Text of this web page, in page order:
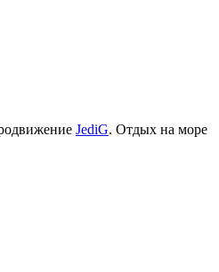
JediG. Отдых на море